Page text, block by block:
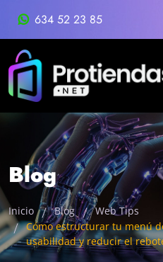
634 52 23 85
Blog
Inicio Blog
Web Tips
Cómo estructurar tu menú
usabilidad y reducir el